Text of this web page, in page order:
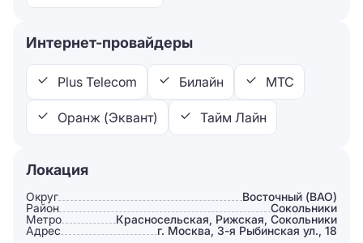
Интернет-провайдеры
Plus Telecom Билайн МТС
Оранж (Эквант) Тайм Лайн
Локация
Округ
Восточный (ВАО)
Район
Сокольники
Метро
Красносельская, Рижская, Сокольники
Адрес
г. Москва, 3-я Рыбинская ул., 18